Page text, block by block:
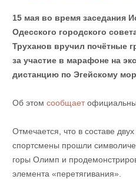
15 мая во время заседания
Одесского городского
Труханов вручил почётные
за участие в марафоне на
дистанцию ​​по Эгейскому
Об этом сообщает
Отмечается, что в составе
спортсмены прошли
горы Олимп и
элемента «перетягивания».